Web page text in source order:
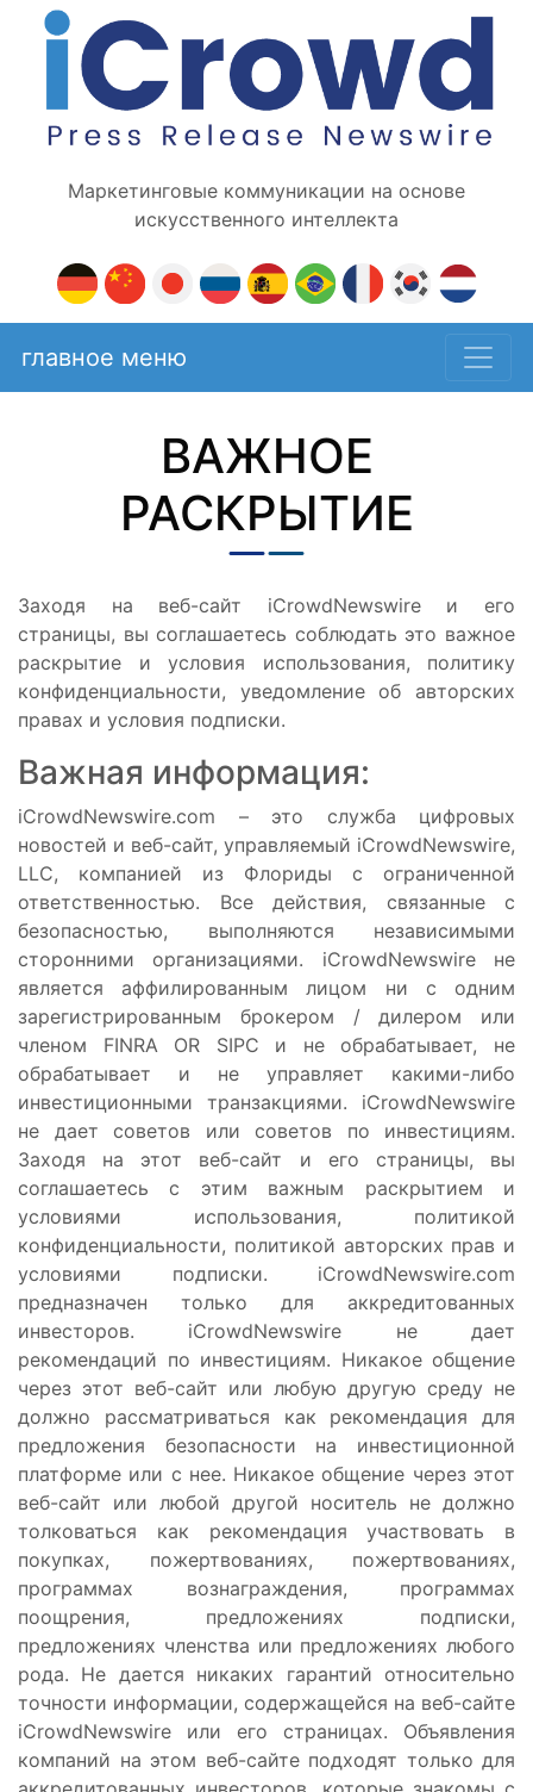
Маркетинговые коммуникации на основе
искусственного интеллекта
главное меню
ВАЖНОЕ
РАСКРЫТИЕ
Заходя на веб-сайт iCrowdNewswire и его
страницы, вы соглашаетесь соблюдать это важное
раскрытие и условия использования, политику
конфиденциальности, уведомление об авторских
правах и условия подписки.
Важная информация:
iCrowdNewswire.com – это служба цифровых
новостей и веб-сайт, управляемый iCrowdNewswire,
LLC, компанией из Флориды с ограниченной
ответственностью. Все действия, связанные с
безопасностью, выполняются независимыми
сторонними организациями. iCrowdNewswire не
является аффилированным лицом ни с одним
зарегистрированным брокером / дилером или
членом FINRA OR SIPC и не обрабатывает, не
обрабатывает и не управляет какими-либо
инвестиционными транзакциями. iCrowdNewswire
не дает советов или советов по инвестициям.
Заходя на этот веб-сайт и его страницы, вы
соглашаетесь с этим важным раскрытием и
условиями использования, политикой
конфиденциальности, политикой авторских прав и
условиями подписки. iCrowdNewswire.com
предназначен только для аккредитованных
инвесторов. iCrowdNewswire не дает
рекомендаций по инвестициям. Никакое общение
через этот веб-сайт или любую другую среду не
должно рассматриваться как рекомендация для
предложения безопасности на инвестиционной
платформе или с нее. Никакое общение через этот
веб-сайт или любой другой носитель не должно
толковаться как рекомендация участвовать в
покупках, пожертвованиях, пожертвованиях,
программах вознаграждения, программах
поощрения, предложениях подписки,
предложениях членства или предложениях любого
рода. Не дается никаких гарантий относительно
точности информации, содержащейся на веб-сайте
iCrowdNewswire или его страницах. Объявления
компаний на этом веб-сайте подходят только для